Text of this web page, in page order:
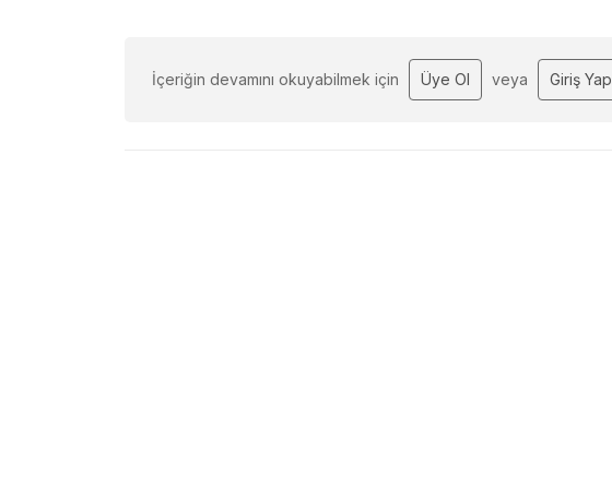
İçeriğin devamını okuyabilmek için Üye Ol veya Giriş Yap